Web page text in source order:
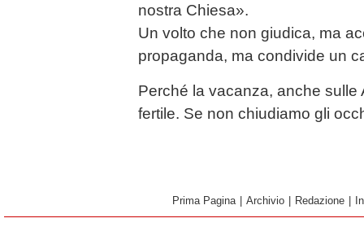
nostra Chiesa».
Un volto che non giudica, ma
propaganda, ma condivide un
Perché la vacanza, anche sulle
fertile. Se non chiudiamo gli
Prima Pagina Archivio Redazione